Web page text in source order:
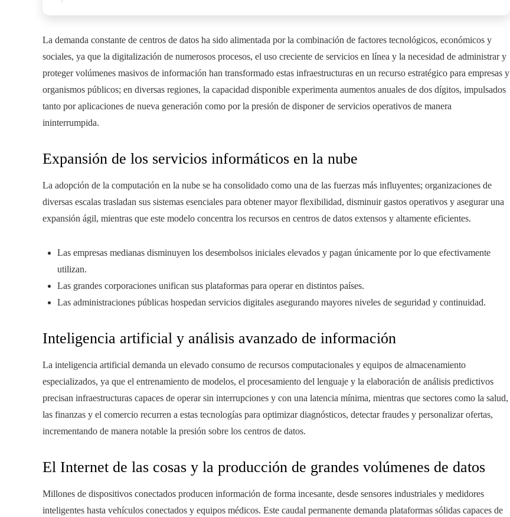
La demanda constante de centros de datos ha sido alimentada por la combinación de factores tecnológicos, económicos y
sociales, ya que la digitalización de numerosos procesos, el uso creciente de servicios en línea y la necesidad de administrar y
proteger volúmenes masivos de información han transformado estas infraestructuras en un recurso estratégico para empresas y
organismos públicos; en diversas regiones, la capacidad disponible experimenta aumentos anuales de dos dígitos, impulsados
tanto por aplicaciones de nueva generación como por la presión de disponer de servicios operativos de manera
ininterrumpida.
Expansión de los servicios informáticos en la nube
La adopción de la computación en la nube se ha consolidado como una de las fuerzas más influyentes; organizaciones de
diversas escalas trasladan sus sistemas esenciales para obtener mayor flexibilidad, disminuir gastos operativos y asegurar una
expansión ágil, mientras que este modelo concentra los recursos en centros de datos extensos y altamente eficientes.
Las empresas medianas disminuyen los desembolsos iniciales elevados y pagan únicamente por lo que efectivamente
utilizan.
Las grandes corporaciones unifican sus plataformas para operar en distintos países.
Las administraciones públicas hospedan servicios digitales asegurando mayores niveles de seguridad y continuidad.
Inteligencia artificial y análisis avanzado de información
La inteligencia artificial demanda un elevado consumo de recursos computacionales y equipos de almacenamiento
especializados, ya que el entrenamiento de modelos, el procesamiento del lenguaje y la elaboración de análisis predictivos
precisan infraestructuras capaces de operar sin interrupciones y con una latencia mínima, mientras que sectores como la salud,
las finanzas y el comercio recurren a estas tecnologías para optimizar diagnósticos, detectar fraudes y personalizar ofertas,
incrementando de manera notable la presión sobre los centros de datos.
El Internet de las cosas y la producción de grandes volúmenes de datos
Millones de dispositivos conectados producen información de forma incesante, desde sensores industriales y medidores
inteligentes hasta vehículos conectados y equipos médicos. Este caudal permanente demanda plataformas sólidas capaces de